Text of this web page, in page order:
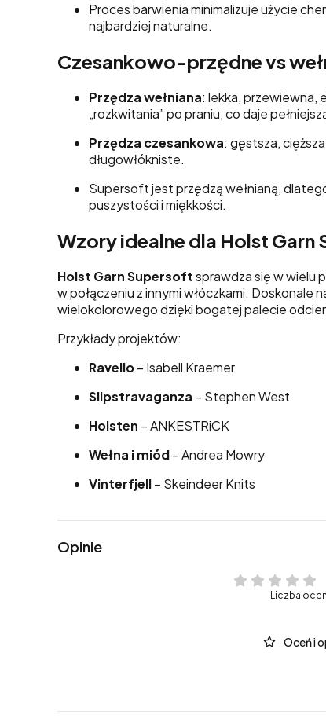
Proces barwienia minimalizuje użycie
najbardziej naturalne.
Czesankowo-przędne vs
Przędza wełniana: lekka, przewiewna,
„rozkwitania” po praniu, co daje
Przędza czesankowa: gęstsza,
długowłókniste.
Supersoft jest przędzą wełnianą,
puszystości i miękkości.
Wzory idealne dla Holst Garn
Holst Garn Supersoftsprawdza się w wielu
w połączeniu z innymi włóczkami. Doskonale
wielokolorowego dzięki bogatej palecie
Przykłady projektów:
Ravello– Isabell Kraemer
Slipstravaganza – Stephen West
Holsten – ANKESTRiCK
Wełna i miód– Andrea Mowry
Vinterfjell– Skeindeer Knits
Opinie
Liczba
Oceń i